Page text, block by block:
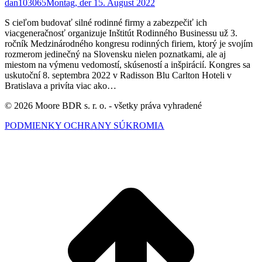
dan103065Montag, der 15. August 2022
S cieľom budovať silné rodinné firmy a zabezpečiť ich
viacgeneračnosť organizuje Inštitút Rodinného Businessu už 3.
ročník Medzinárodného kongresu rodinných firiem, ktorý je svojím
rozmerom jedinečný na Slovensku nielen poznatkami, ale aj
miestom na výmenu vedomostí, skúseností a inšpirácií. Kongres sa
uskutoční 8. septembra 2022 v Radisson Blu Carlton Hoteli v
Bratislava a privíta viac ako…
© 2026 Moore BDR s. r. o. - všetky práva vyhradené
PODMIENKY OCHRANY SÚKROMIA